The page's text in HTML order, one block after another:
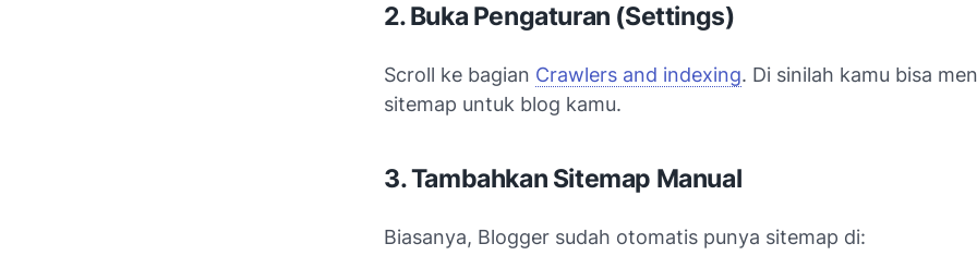
2. Buka Pengaturan (Settings)
Scroll ke bagian Crawlers and indexing. Di sinilah kamu bisa
sitemap untuk blog kamu.
3. Tambahkan Sitemap Manual
Biasanya, Blogger sudah otomatis punya sitemap di: